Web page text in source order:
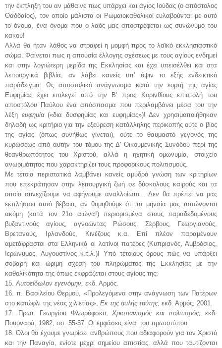
την έκπληξη του αν μάθαινε πως υπάρχει και άγιος Ιούδας (ο απόστολος
Θαδδαίος), τον οποίο μάλιστα οι Ρωμαιοκαθολικοί ευλαβούνται με αυτό
το όνομα, ένα όνομα που ο λαός μας αποστρέφεται ως συνώνυμο του
κακού!
Αλλά θα ήταν λάθος να στραφεί η μομφή προς το λαϊκό εκκλησιαστικό
σώμα. Φαίνεται πως η απουσία έλλογης σχέσεως με τους αγίους ενδημεί
και στην λογιώτερη μερίδα της Εκκλησίας και έχει υπεισέλθει και στα
λειτουργικά βιβλία, αν λάβει κανείς υπ’ όψιν το εξής ενδεικτικό
παράδειγμα: Ως αποστολικό ανάγνωσμα κατά την εορτή της αγίας
Ευφημίας έχει επιλεγεί από την Β' προς Κορινθίους επιστολή του
αποστόλου Παύλου ένα απόσπασμα που περιλαμβάνει μέσα του την
λέξη ευφημία(«δια δυσφημίας και ευφημίας»)! Δεν χρησιμοποιήθηκαν
δηλαδή ως κριτήριο για την εξεύρεση κατάλληλης περικοπής ούτε ο βίος
της αγίας (όπως συνήθως γίνεται), ούτε το θαυμαστό γεγονός της
κυρώσεως από αυτήν του τόμου της Δ' Οικουμενικής Συνόδου περί της
θεανθρωπότητος του Χριστού, αλλά η ηχητική ομωνυμία, στοιχείο
ανωριμότητος που χαρακτηρίζει τους προφορικούς πολιτισμούς.
Με τέτοια περιστατικά λαμβάνει κανείς αμυδρά γνώση των κριτηρίων
που επεκράτησαν στην λειτουργική ζωή σε δύσκολους καιρούς και τα
οποία συνεχίζουμε να αφήνουμε αναλλοίωτα... Δεν θα πρέπει να μας
εκπλήσσει αυτό βέβαια, αν θυμηθούμε ότι τα μηναία μας τυπώνονται
ακόμη (κατά τον 21ο αιώνα!) περιορισμένα στους παραδεδομένους
βυζαντινούς αγίους, αγνοώντας Ρώσους, Σέρβους, Γεωργιανούς,
Βρετανούς, Ιρλανδούς, Κινέζους κ.α. Επί πλέον παραμένουν
αμετάφραστοι στα Ελληνικά οι λατίνοι πατέρες (Κυπριανός, Αμβρόσιος,
Ιερώνυμος, Αυγουστίνος κ.τ.λ.)! Υπό τέτοιους όρους πώς να υπάρξει
σοβαρή και ώριμη σχέση του πληρώματος της Εκκλησίας με την
καθολικότητα της όπως εκφράζεται στους αγίους της;
15. Αυτοείδωλον εγενόμην, εκδ. Αρμός.
16. π. Βασιλείου Θερμού, «Προλεγόμενα στην ανάγνωση των Πατέρων
στο κατώφλι της νέας χιλιετίας», Εκ της αυλής ταύτης, εκδ. Αρμός, 2001.
17. Πρωτ. Γεωργίου Φλωρόφσκυ, Χριστιανισμός και πολιτισμός,
εκδ.
Πουρναρά, 1982, σσ. 55-57. Οι εμφάσεις είναι του πρωτοτύπου.
18. Όλοι θα έχουμε γνωρίσει ανθρώπους που αδιαφορούν για τον Χριστό
και την Παναγία, ενίοτε μέχρι σημείου απιστίας, αλλά που ταυτίζονται